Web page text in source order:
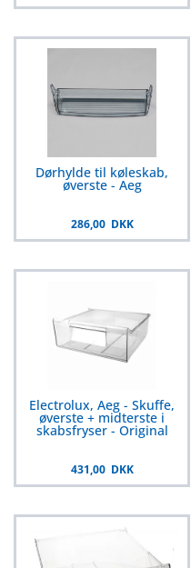
Dørhylde til køleskab,
øverste - Aeg
286,00 DKK
Electrolux, Aeg - Skuffe,
øverste + midterste i
skabsfryser - Original
431,00 DKK